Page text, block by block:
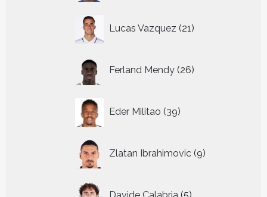
Lucas Vazquez 21
producten
Ferland Mendy 26
producten
Eder Militao 39
producten
Zlatan Ibrahimovic 9
producten